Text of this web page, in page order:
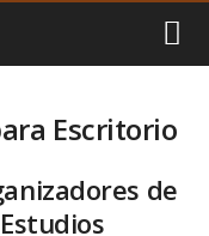
Escritorio
de